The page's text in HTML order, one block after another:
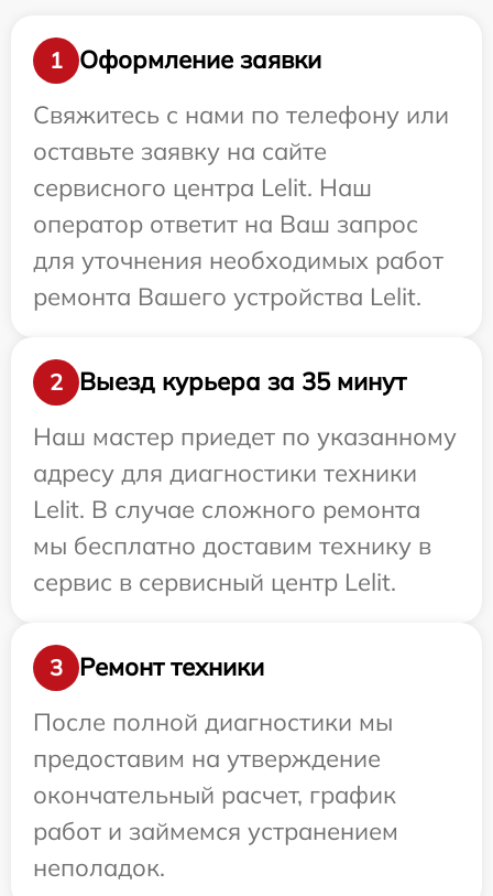
1
Оформление заявки
Свяжитесь с нами по телефону или
оставьте заявку на сайте
сервисного центра Lelit. Наш
оператор ответит на Ваш запрос
для уточнения необходимых работ
ремонта Вашего устройства Lelit.
2
Выезд курьера за 35 минут
Наш мастер приедет по указанному
адресу для диагностики техники
Lelit. В случае сложного ремонта
мы бесплатно доставим технику в
сервис в сервисный центр Lelit.
3
Ремонт техники
После полной диагностики мы
предоставим на утверждение
окончательный расчет, график
работ и займемся устранением
неполадок.